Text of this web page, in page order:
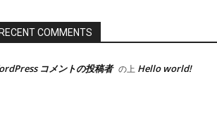
COMMENTS
コメントの投稿者 の上 Hello world!